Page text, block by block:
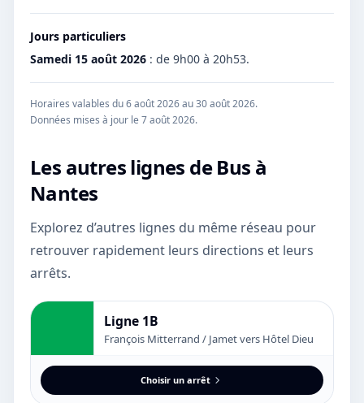
Jours particuliers
Samedi 15 août 2026 : de 9h00 à 20h53.
Horaires valables du 6 août 2026 au 30 août 2026.
Données mises à jour le 7 août 2026.
Les autres lignes deBus à
Nantes
Explorez d’autres lignes du même réseau pour
retrouver rapidement leurs directions et leurs
arrêts.
Ligne 1B
François Mitterrand / Jamet vers Hôtel Dieu
Choisir un arrêt